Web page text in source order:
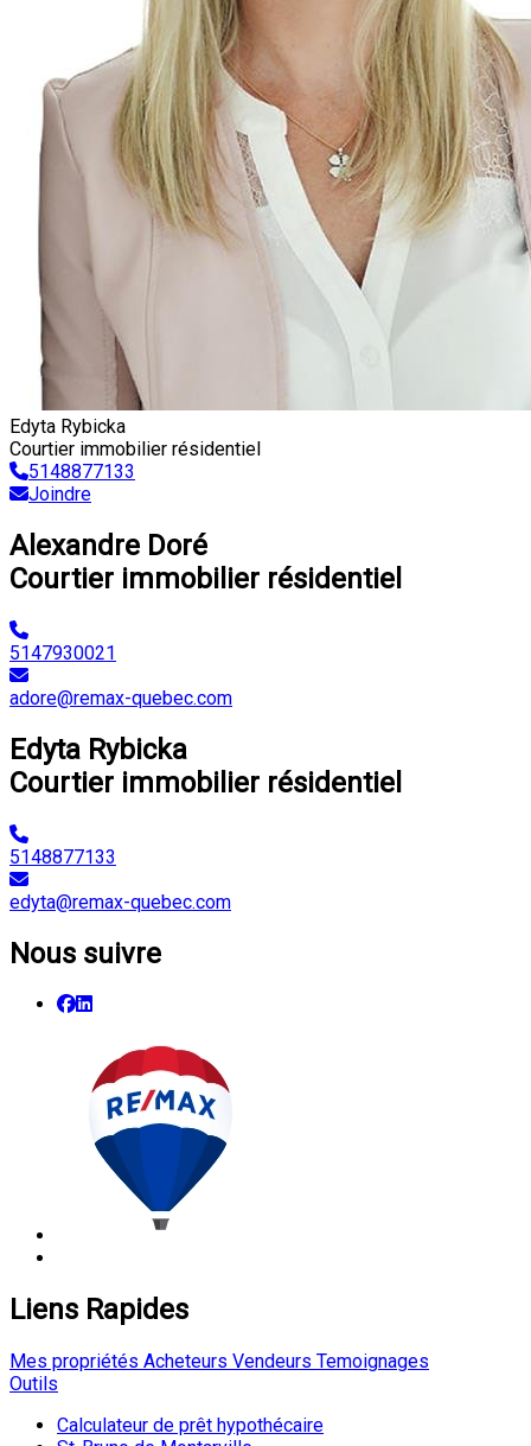
Edyta Rybicka
Courtier immobilier résidentiel
5148877133
Joindre
Alexandre Doré
Courtier immobilier résidentiel
5147930021
adore@remax-quebec.com
Edyta Rybicka
Courtier immobilier résidentiel
5148877133
edyta@remax-quebec.com
Nous suivre
Liens Rapides
Mes propriétés Acheteurs Vendeurs Temoignages
Outils
Calculateur de prêt hypothécaire